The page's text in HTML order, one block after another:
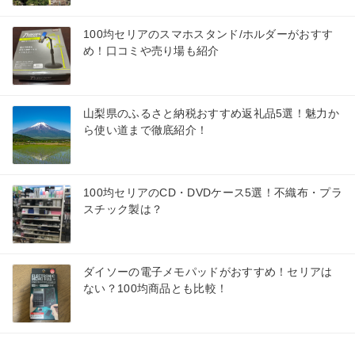
100均セリアのスマホスタンド/ホルダーがおすす
め！口コミや売り場も紹介
山梨県のふるさと納税おすすめ返礼品5選！魅力か
ら使い道まで徹底紹介！
100均セリアのCD・DVDケース5選！不織布・プラ
スチック製は？
ダイソーの電子メモパッドがおすすめ！セリアは
ない？100均商品とも比較！